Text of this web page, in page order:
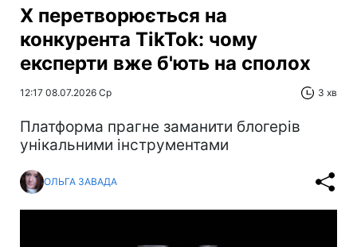
X перетворюється на
конкурента TikTok: чому
експерти вже б'ють на сполох
12:17 08.07.2026 Ср 3 хв
Платформа прагне заманити блогерів
унікальними інструментами
ОЛЬГА ЗАВАДА